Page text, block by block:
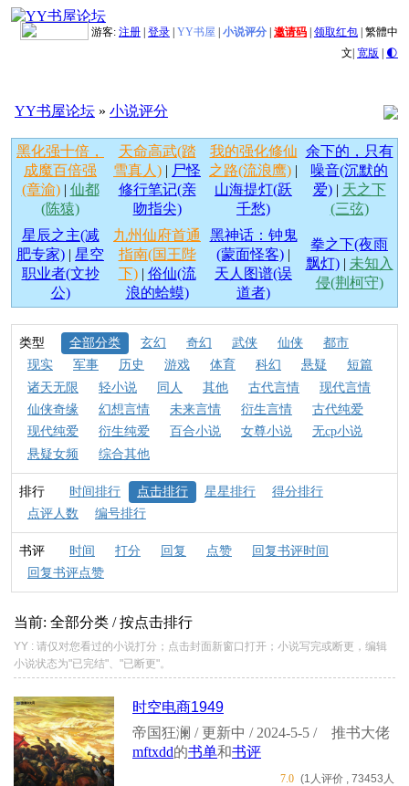
游客: 注册 登录 YY书屋 小说评分 邀请码 领取红包 繁體中
文| 宽版 | 🌓
YY书屋论坛 » 小说评分
黑化强十倍，
成魔百倍强
(章渝)| 仙都
(陈猿)
天命高武(踏
雪真人) | 尸怪
修行笔记(亲
吻指尖)
我的强化修仙
之路(流浪鹰) |
山海提灯(跃
千愁)
余下的，只有
噪音(沉默的
爱)| 天之下
(三弦)
星辰之主(减
肥专家) | 星空
职业者(文抄
公)
九州仙府首通
指南(国王陛
下)| 俗仙(流
浪的蛤蟆)
黑神话：钟鬼
(蒙面怪客) |
天人图谱(误
道者)
拳之下(夜雨
飘灯)| 未知入
侵(荆柯守)
类型 全部分类 玄幻 奇幻 武侠 仙侠
都市
现实
军事 历史 游戏 体育 科幻 悬疑
短篇
诸天无限
轻小说 同人 其他 古代言情
现代言情
仙侠奇缘
幻想言情 未来言情 衍生言情
古代纯爱
现代纯爱
衍生纯爱 百合小说 女尊小说
无cp小说
悬疑女频
综合其他
排行 时间排行 点击排行 星星排行
得分排行
点评人数
编号排行
书评 时间 打分 回复 点赞
回复书评时间
回复书评点赞
当前: 全部分类 / 按点击排行
YY : 请仅对您看过的小说打分；点击封面新窗口打开；小说写完或断更，编辑
小说状态为"已完结"、"已断更"。
时空电商1949
帝国狂澜 / 更新中 / 2024-5-5 /
推书大佬
mftxdd的书单和书评
7.0 (1人评价 , 73453人